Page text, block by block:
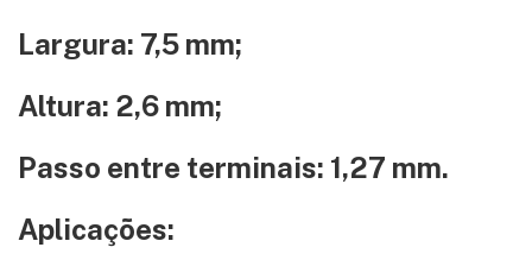
Largura: 7,5 mm;
Altura: 2,6 mm;
Passo entre terminais: 1,27 mm.
Aplicações: